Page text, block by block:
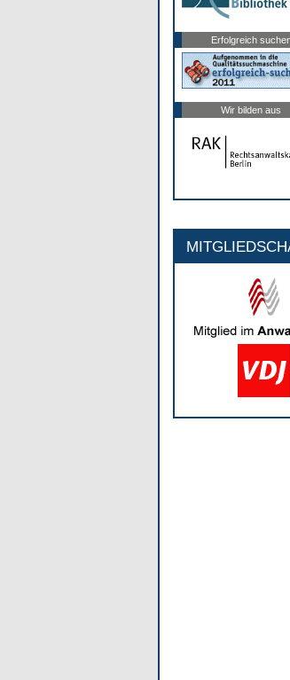
Erfolgreich
Wir bilden aus